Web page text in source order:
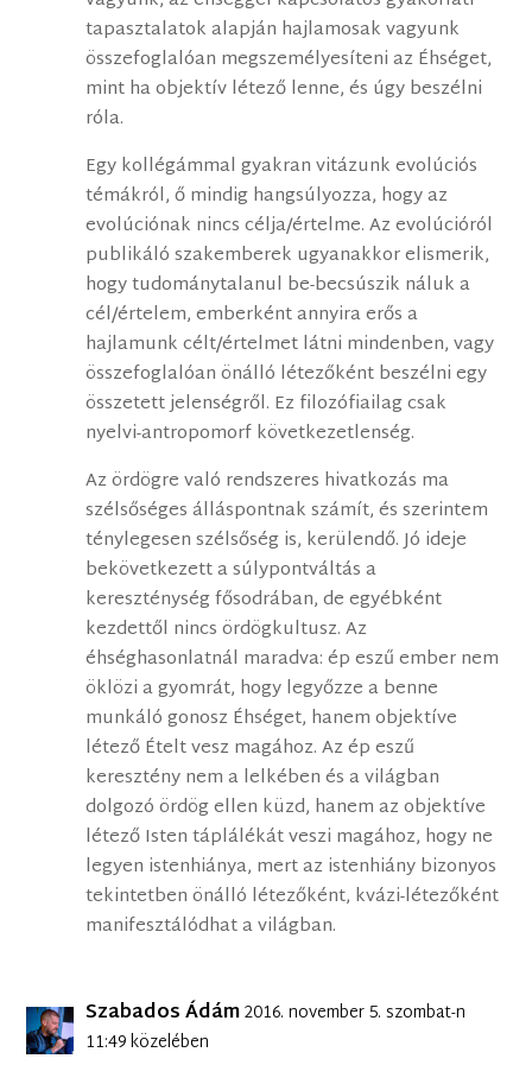
tapasztalatok alapján hajlamosak vagyunk
összefoglalóan megszemélyesíteni az Éhséget,
mint ha objektív létező lenne, és úgy beszélni
róla.
Egy kollégámmal gyakran vitázunk evolúciós
témákról, ő mindig hangsúlyozza, hogy az
evolúciónak nincs célja/értelme. Az evolúcióról
publikáló szakemberek ugyanakkor elismerik,
hogy tudománytalanul be-becsúszik náluk a
cél/értelem, emberként annyira erős a
hajlamunk célt/értelmet látni mindenben, vagy
összefoglalóan önálló létezőként beszélni egy
összetett jelenségről. Ez filozófiailag csak
nyelvi-antropomorf következetlenség.
Az ördögre való rendszeres hivatkozás ma
szélsőséges álláspontnak számít, és szerintem
ténylegesen szélsőség is, kerülendő. Jó ideje
bekövetkezett a súlypontváltás a
kereszténység fősodrában, de egyébként
kezdettől nincs ördögkultusz. Az
éhséghasonlatnál maradva: ép eszű ember nem
öklözi a gyomrát, hogy legyőzze a benne
munkáló gonosz Éhséget, hanem objektíve
létező Ételt vesz magához. Az ép eszű
keresztény nem a lelkében és a világban
dolgozó ördög ellen küzd, hanem az objektíve
létező Isten táplálékát veszi magához, hogy ne
legyen istenhiánya, mert az istenhiány bizonyos
tekintetben önálló létezőként, kvázi-létezőként
manifesztálódhat a világban.
Szabados Ádám2016. november 5. szombat-n
11:49 közelében